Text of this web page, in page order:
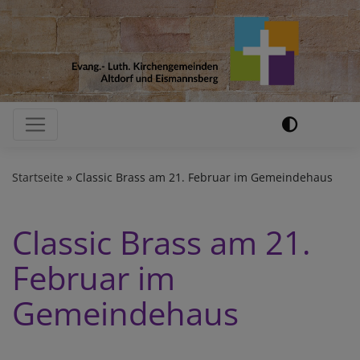
Direkt
Inhalt
Hauptnavigation
Startseite Classic Brass am 21. Februar im Gemeindehaus
Classic Brass am 21.
Februar im
Gemeindehaus